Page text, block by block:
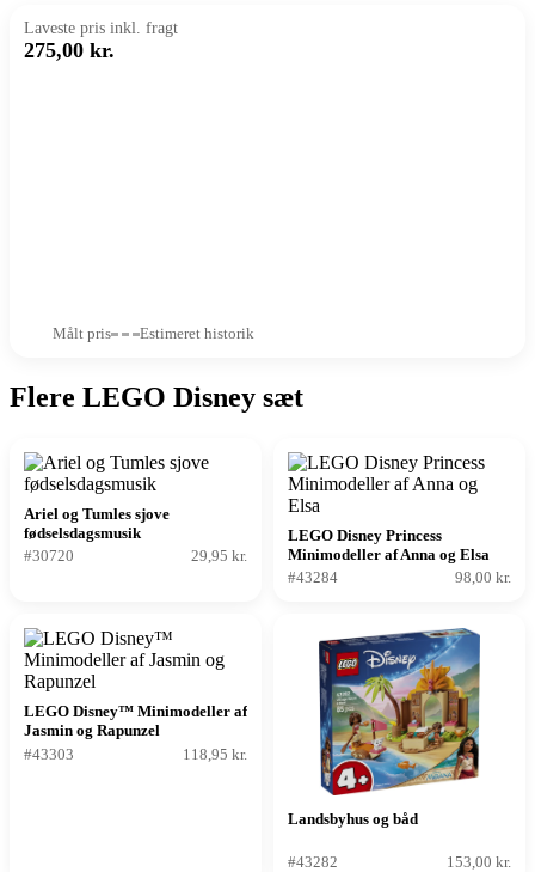
Laveste pris inkl. fragt
275,00 kr.
Målt pris Estimeret historik
Flere LEGO Disney sæt
Ariel og Tumles sjove
fødselsdagsmusik
#30720
29,95 kr.
LEGO Disney Princess
Minimodeller af Anna og Elsa
#43284
98,00 kr.
LEGO Disney™ Minimodeller af
Jasmin og Rapunzel
#43303
118,95 kr.
Landsbyhus og båd
#43282 153,00 kr.